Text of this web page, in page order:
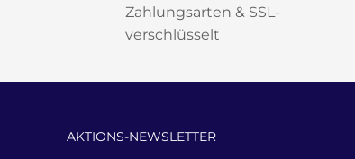
Zahlungsarten & SSL-
verschlüsselt
AKTIONS-NEWSLETTER